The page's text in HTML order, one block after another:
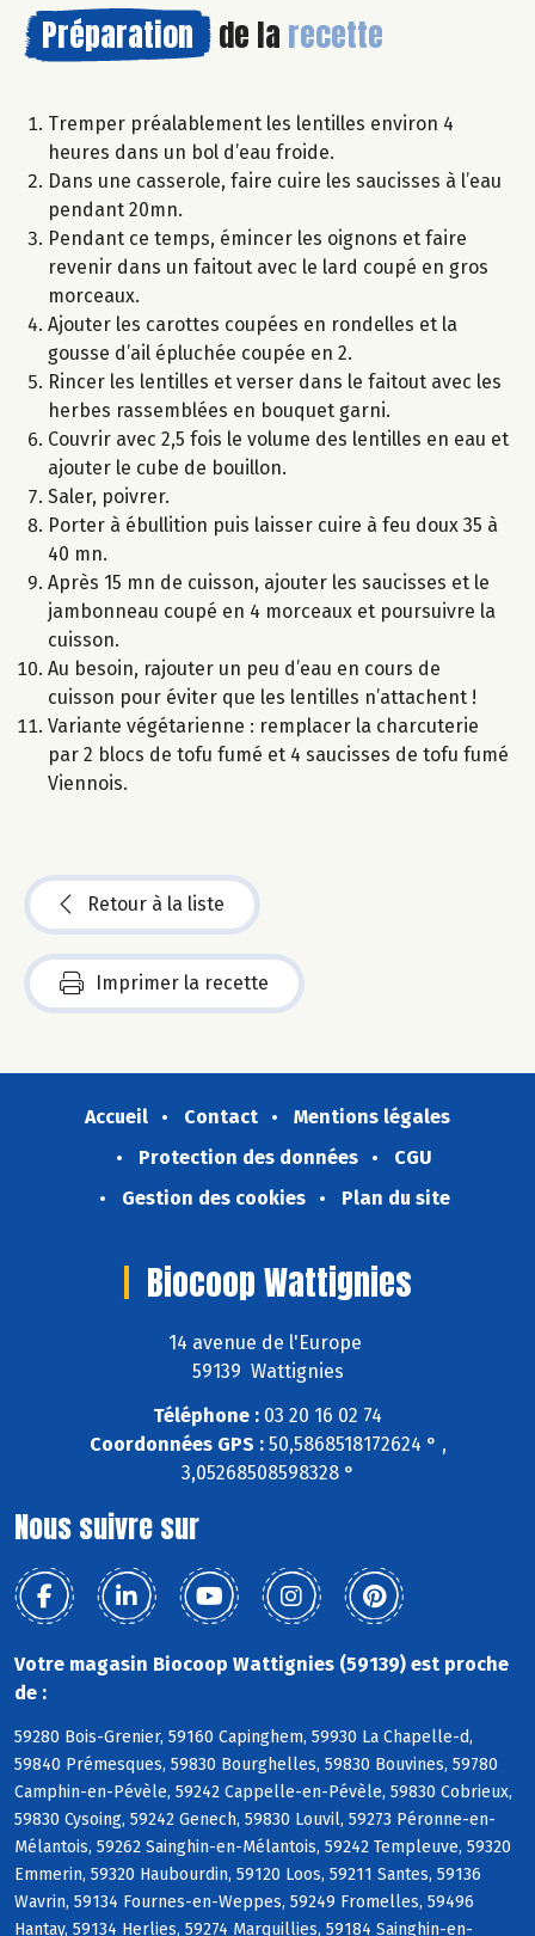
Préparation de la recette
Tremper préalablement les lentilles environ 4
heures dans un bol d’eau froide.
Dans une casserole, faire cuire les saucisses à l’eau
pendant 20mn.
Pendant ce temps, émincer les oignons et faire
revenir dans un faitout avec le lard coupé en gros
morceaux.
Ajouter les carottes coupées en rondelles et la
gousse d’ail épluchée coupée en 2.
Rincer les lentilles et verser dans le faitout avec les
herbes rassemblées en bouquet garni.
Couvrir avec 2,5 fois le volume des lentilles en eau et
ajouter le cube de bouillon.
Saler, poivrer.
Porter à ébullition puis laisser cuire à feu doux 35 à
40 mn.
Après 15 mn de cuisson, ajouter les saucisses et le
jambonneau coupé en 4 morceaux et poursuivre la
cuisson.
Au besoin, rajouter un peu d’eau en cours de
cuisson pour éviter que les lentilles n’attachent !
Variante végétarienne : remplacer la charcuterie
par 2 blocs de tofu fumé et 4 saucisses de tofu fumé
Viennois.
Retour à la liste
Imprimer la recette
Accueil Contact
Mentions légales
Protection des données
CGU
Gestion des cookies
Plan du site
Biocoop Wattignies
14 avenue de l'Europe
59139 Wattignies
Téléphone : 03 20 16 02 74
Coordonnées GPS :50,5868518172624 ° ,
3,05268508598328 °
Nous suivre sur
Votre magasin Biocoop Wattignies (59139) est proche
de :
59280 Bois-Grenier, 59160 Capinghem, 59930 La Chapelle-d,
59840 Prémesques, 59830 Bourghelles, 59830 Bouvines, 59780
Camphin-en-Pévèle, 59242 Cappelle-en-Pévèle, 59830 Cobrieux,
59830 Cysoing, 59242 Genech, 59830 Louvil, 59273 Péronne-en-
Mélantois, 59262 Sainghin-en-Mélantois, 59242 Templeuve, 59320
Emmerin, 59320 Haubourdin, 59120 Loos, 59211 Santes, 59136
Wavrin, 59134 Fournes-en-Weppes, 59249 Fromelles, 59496
Hantay, 59134 Herlies, 59274 Marquillies, 59184 Sainghin-en-